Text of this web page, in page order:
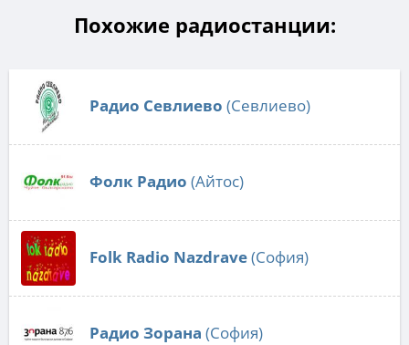
Похожие радиостанции:
Радио Севлиево (Севлиево)
Фолк Радио (Айтос)
Folk Radio Nazdrave(София)
Радио Зорана (София)